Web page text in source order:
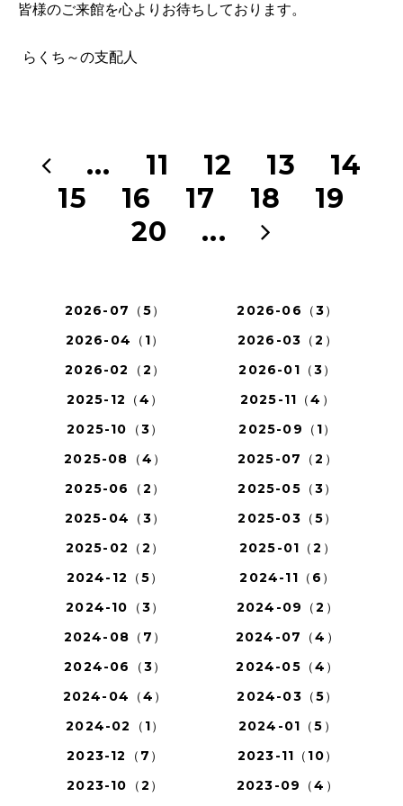
皆様のご来館を心よりお待ちしております。
らくち～の支配人
... 11 12 13
14
15
16 17 18
19
20
...
2026-07（5）
2026-06（3）
2026-04（1）
2026-03（2）
2026-02（2）
2026-01（3）
2025-12（4）
2025-11（4）
2025-10（3）
2025-09（1）
2025-08（4）
2025-07（2）
2025-06（2）
2025-05（3）
2025-04（3）
2025-03（5）
2025-02（2）
2025-01（2）
2024-12（5）
2024-11（6）
2024-10（3）
2024-09（2）
2024-08（7）
2024-07（4）
2024-06（3）
2024-05（4）
2024-04（4）
2024-03（5）
2024-02（1）
2024-01（5）
2023-12（7）
2023-11（10）
2023-10（2）
2023-09（4）